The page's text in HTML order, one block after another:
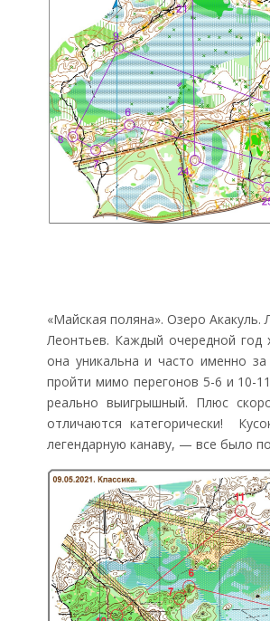
«Майская поляна». Озеро
Леонтьев. Каждый очередной год
она уникальна и часто именно
пройти мимо перегонов 5-6 и 10-
реально выигрышный. Плюс
отличаются категорически!
легендарную канаву, — все было